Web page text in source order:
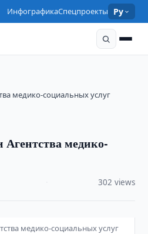
ИнфографикаСпецпроекты Ру
медико-социальных услуг
Агентства медико-
302 views
медико-социальных услуг